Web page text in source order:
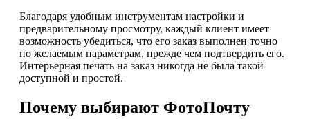
Благодаря удобным инструментам настройки и
предварительному просмотру, каждый клиент имеет
возможность убедиться, что его заказ выполнен точно
по желаемым параметрам, прежде чем подтвердить его.
Интерьерная печать на заказ никогда не была такой
доступной и простой.
Почему выбирают ФотоПочту